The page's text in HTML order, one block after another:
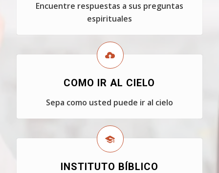
Encuentre respuestas a sus preguntas
espirituales
COMO IR AL CIELO
Sepa como usted puede ir al cielo
INSTITUTO BÍBLICO